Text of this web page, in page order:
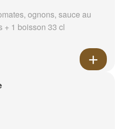
ognons, sauce au
+ 1 boisson 33 cl